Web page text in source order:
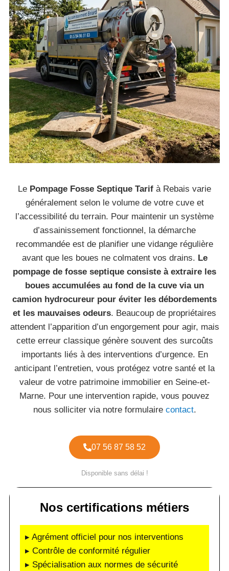
Le Pompage Fosse Septique Tarif à Rebais varie
généralement selon le volume de votre cuve et
l’accessibilité du terrain. Pour maintenir un système
d’assainissement fonctionnel, la démarche
recommandée est de planifier une vidange régulière
avant que les boues ne colmatent vos drains. Le
pompage de fosse septique consiste à extraire les
boues accumulées au fond de la cuve via un
camion hydrocureur pour éviter les débordements
et les mauvaises odeurs. Beaucoup de propriétaires
attendent l’apparition d’un engorgement pour agir, mais
cette erreur classique génère souvent des surcoûts
importants liés à des interventions d’urgence. En
anticipant l’entretien, vous protégez votre santé et la
valeur de votre patrimoine immobilier en Seine-et-
Marne. Pour une intervention rapide, vous pouvez
nous solliciter via notre formulaire contact.
07 56 87 58 52
Disponible sans délai !
Nos certifications métiers
▸ Agrément officiel pour nos interventions
▸ Contrôle de conformité régulier
▸ Spécialisation aux normes de sécurité